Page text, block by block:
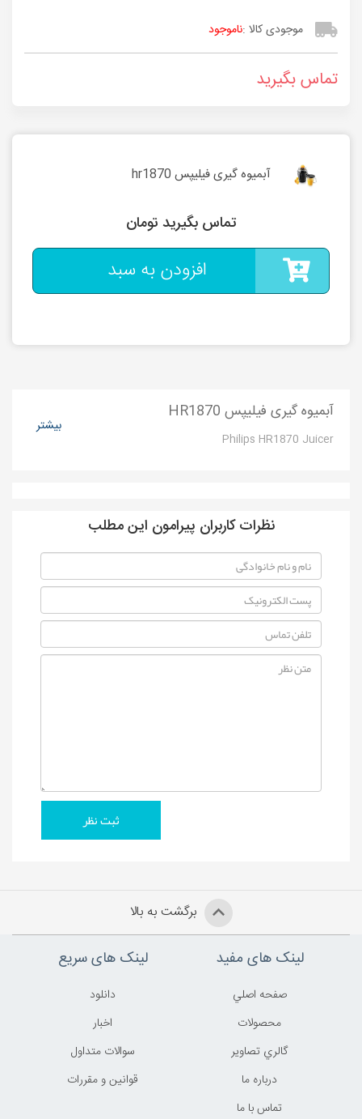
موجودی کالا :ناموجود
تماس بگیرید
آبمیوه گیری فیلیپس hr1870
تماس بگیرید تومان
افزودن به سبد
آبمیوه گیری فیلیپس HR1870
Philips HR1870 Juicer
بیشتر
نظرات کاربران پیرامون این مطلب
برگشت به بالا
لینک های مفید
صفحه اصلي
محصولات
گالري تصاوير
درباره ما
تماس با ما
لینک های سریع
دانلود
اخبار
سوالات متداول
قوانين و مقررات